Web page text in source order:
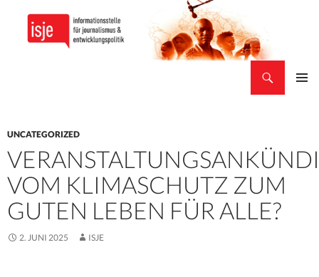
UNCATEGORIZED
VOM KLIMASCHUTZ ZUM
GUTEN LEBEN FÜR ALLE?
2. JUNI 2025 ISJE